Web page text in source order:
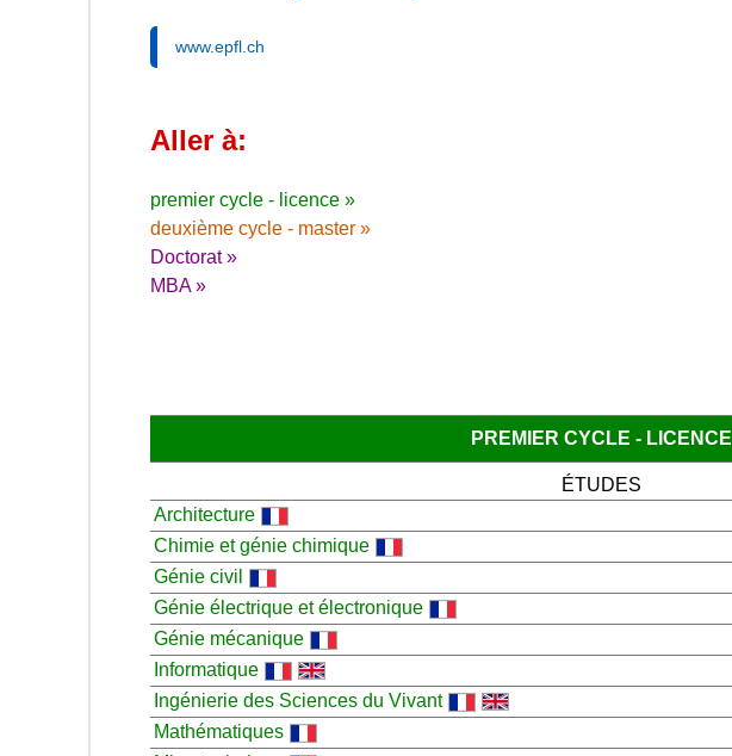
www.epfl.ch
Aller à:
premier cycle - licence »
deuxième cycle - master »
Doctorat »
MBA »
PREMIER CYCLE - LICENCE
ÉTUDES
Architecture
Chimie et génie chimique
Génie civil
Génie électrique et électronique
Génie mécanique
Informatique
Ingénierie des Sciences du Vivant
Mathématiques